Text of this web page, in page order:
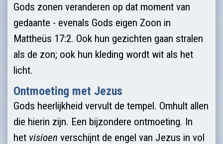
Gods zonen veranderen op dat moment van
gedaante - evenals Gods eigen Zoon in
Mattheüs 17:2. Ook hun gezichten gaan stralen
als de zon; ook hun kleding wordt wit als het
licht.
Ontmoeting met Jezus
Gods heerlijkheid vervult de tempel. Omhult allen
die hierin zijn. Een bijzondere ontmoeting. In
het visioen verschijnt de engel van Jezus in vol